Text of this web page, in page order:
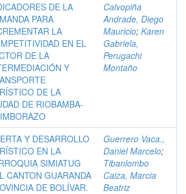
DE LA
PARA
LA
EN EL
DE LA
Y
DE LA
DE RIOBAMBA-
Calvopiña
Andrade, Diego
Mauricio; Karen
Gabriela,
Perugachi
Montaño
Y DESARROLLO
EN LA
SIMIATUG
CANTON GUARANDA
DE BOLÍVAR.
Guerrero Vaca.,
Daniel Marcelo;
Tibanlombo
Caiza, Marcia
Beatriz